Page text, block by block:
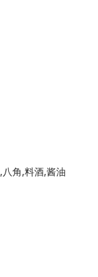
角,料酒,酱油